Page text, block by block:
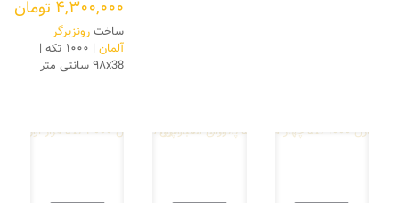
۴,۳۰۰,۰۰۰ تومان
ساخترونزبرگر
آلمان
| ۱۰۰۰ تکه |
۹۸x38 سانتی متر